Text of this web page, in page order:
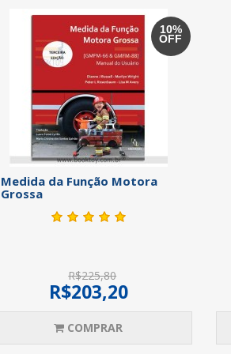
10%
OFF
Medida da Função Motora
Grossa
R$225,80
R$203,20
COMPRAR